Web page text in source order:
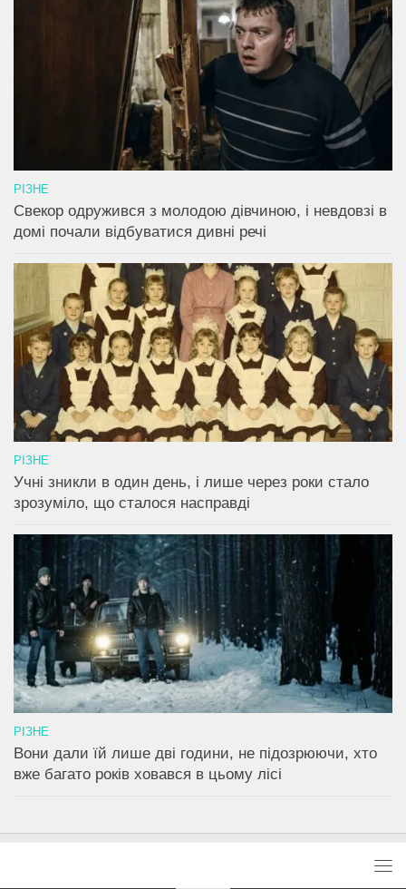
РІЗНЕ
Свекор одружився з молодою дівчиною, і невдовзі в
домі почали відбуватися дивні речі
РІЗНЕ
Учні зникли в один день, і лише через роки стало
зрозуміло, що сталося насправді
РІЗНЕ
Вони дали їй лише дві години, не підозрюючи, хто
вже багато років ховався в цьому лісі